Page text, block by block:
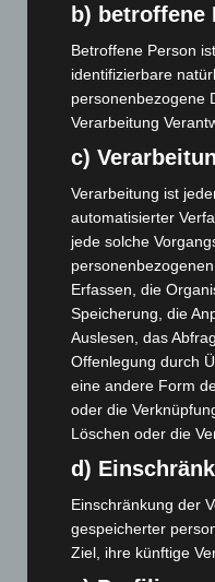
M’era Luna 2026: 25.000
Kunst trifft Weingenuss:
Werke im Jacques’
8. August 2026
A2: Zweite
und Bothfeld
8. August 2026
Niedersachsen:
Waldbrandeinsatz aus
7. August 2026
Hannover: Erste
Brand im „Haus der
eingedämmt
Region Hannover: 21
Roten Kreuz
b) betroffene
Betroffene Person
identifizierbare
personenbezogene
Verarbeitung
c)
Verarbeitung ist
automatisierter
jede solche
Erfassen, die
Speicherung, die
Auslesen, das
Offenlegung durch
eine andere Form
oder die
Löschen oder die
d)
Einschränkung der
gespeicherter
Ziel, ihre künftige